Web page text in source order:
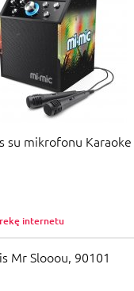
su mikrofonu Karaoke
internetu
Mr Slooou, 90101